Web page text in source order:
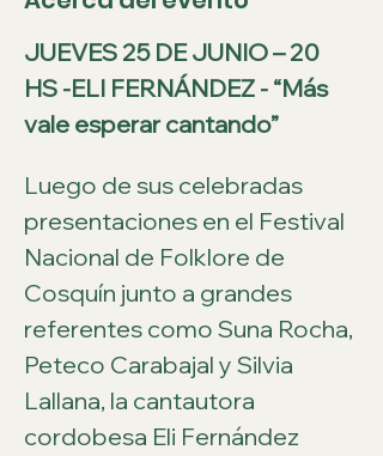
JUEVES 25 DE JUNIO – 20
HS -ELI FERNÁNDEZ - “Más
vale esperar cantando”
Luego de sus celebradas
presentaciones en el Festival
Nacional de Folklore de
Cosquín junto a grandes
referentes como Suna Rocha,
Peteco Carabajal y Silvia
Lallana, la cantautora
cordobesa Eli Fernández